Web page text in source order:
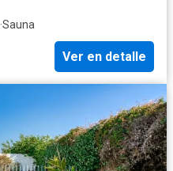
·Sauna
Ver en detalle